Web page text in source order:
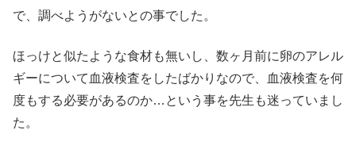
で、調べようがないとの事でした。
ほっけと似たような食材も無いし、数ヶ月前に卵のアレル
ギーについて血液検査をしたばかりなので、血液検査を何
度もする必要があるのか…という事を先生も迷っていまし
た。